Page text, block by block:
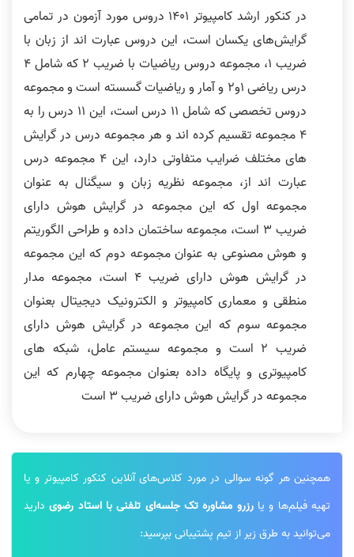
در کنکور ارشد کامپیوتر 1401 دروس مورد آزمون در تمامی
گرایش‌های یکسان است، این دروس عبارت اند از زبان با
ضریب ۱، مجموعه دروس ریاضیات با ضریب 2 که شامل 4
درس ریاضی 1و2 و آمار و ریاضیات گسسته است و مجموعه
دروس تخصصی که شامل 11 درس است، این 11 درس را به
4 مجموعه تقسیم کرده اند و هر مجموعه درس در گرایش
های مختلف ضرایب متفاوتی دارد، این 4 مجموعه درس
عبارت اند از، مجموعه نظریه زبان و سیگنال به عنوان
مجموعه اول که این مجموعه در گرایش هوش دارای
ضریب 3 است، مجموعه ساختمان داده و طراحی الگوریتم
و هوش مصنوعی به عنوان مجموعه دوم که این مجموعه
در گرایش هوش دارای ضریب 4 است، مجموعه مدار
منطقی و معماری کامپیوتر و الکترونیک دیجیتال بعنوان
مجموعه سوم که این مجموعه در گرایش هوش دارای
ضریب 2 است و مجموعه سیستم عامل، شبکه های
کامپیوتری و پایگاه داده بعنوان مجموعه چهارم که این
مجموعه در گرایش هوش دارای ضریب 3 است
همچنین هر گونه سوالی در مورد کلاس‌های آنلاین کنکور کامپیوتر و یا
تهیه فیلم‌ها و یارزرو مشاوره تک جلسه‌ای تلفنی با استاد رضویدارید
می‌توانید به طرق زیر از تیم پشتیبانی بپرسید: